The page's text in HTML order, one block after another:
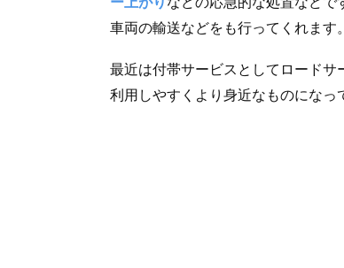
車両の輸送などをも行ってくれます。
最近は付帯サービスとしてロードサ
利用しやすくより身近なものになっ